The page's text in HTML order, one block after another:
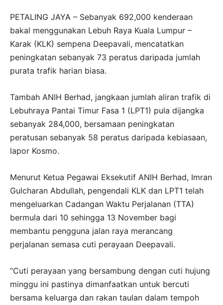
PETALING JAYA – Sebanyak 692,000 kenderaan
bakal menggunakan Lebuh Raya Kuala Lumpur –
Karak (KLK) sempena Deepavali, mencatatkan
peningkatan sebanyak 73 peratus daripada jumlah
purata trafik harian biasa.
Tambah ANIH Berhad, jangkaan jumlah aliran trafik di
Lebuhraya Pantai Timur Fasa 1 (LPT1) pula dijangka
sebanyak 284,000, bersamaan peningkatan
peratusan sebanyak 58 peratus daripada kebiasaan,
lapor Kosmo.
Menurut Ketua Pegawai Eksekutif ANIH Berhad, Imran
Gulcharan Abdullah, pengendali KLK dan LPT1 telah
mengeluarkan Cadangan Waktu Perjalanan (TTA)
bermula dari 10 sehingga 13 November bagi
membantu pengguna jalan raya merancang
perjalanan semasa cuti perayaan Deepavali.
“Cuti perayaan yang bersambung dengan cuti hujung
minggu ini pastinya dimanfaatkan untuk bercuti
bersama keluarga dan rakan taulan dalam tempoh